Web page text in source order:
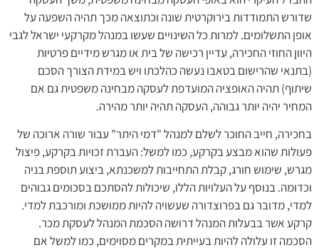
שדורש התמודדות בירוקרטית שונה וכתוצאה מכך תהיה השפעה על
אופן התשלומים. למרות כל השינויים שעשו במנהל מקרקעי ישראל לגבי
היוון החוזי החכירה, עדיין רכישה של בית או מגרש מידיים פרטיות
(בתנאי שהרישום בטאבו נעשה כהלכתו ויש במידת הצורך הסכם
שיתוף) תהיה האופציה המועדפת לעסקה מבחינה משפטית גם אם
המחיר יהיה יותר גבוהה, העסקה תהיה יותר מהירה.
בחכירה, חייב החוכר לשלם למנהל "דמי היתר" עבור שורה ארוכה של
פעולות שהוא מבצע בקרקע, כמו למשל: העברת זכויות בקרקע, פיצול
מגרש, שימוש חורג, קבלת התחייבות למשכנתא, ביצוע תוספת בניה
וכדומה. בנוסף על העלויות הללו, שיכולות להסתכם בסכומים גבוהים
למדי, מדובר גם בפרוצדורה שעשויה להיות ממושכת ומורכבת למדי.
קרקע אשר בבעלות המנהל דרושה הסכמת המנהל לעסקת מכר.
הסכמה זו עלולה להיות בעייתית במקרים מסוימים, כמו למשל אם